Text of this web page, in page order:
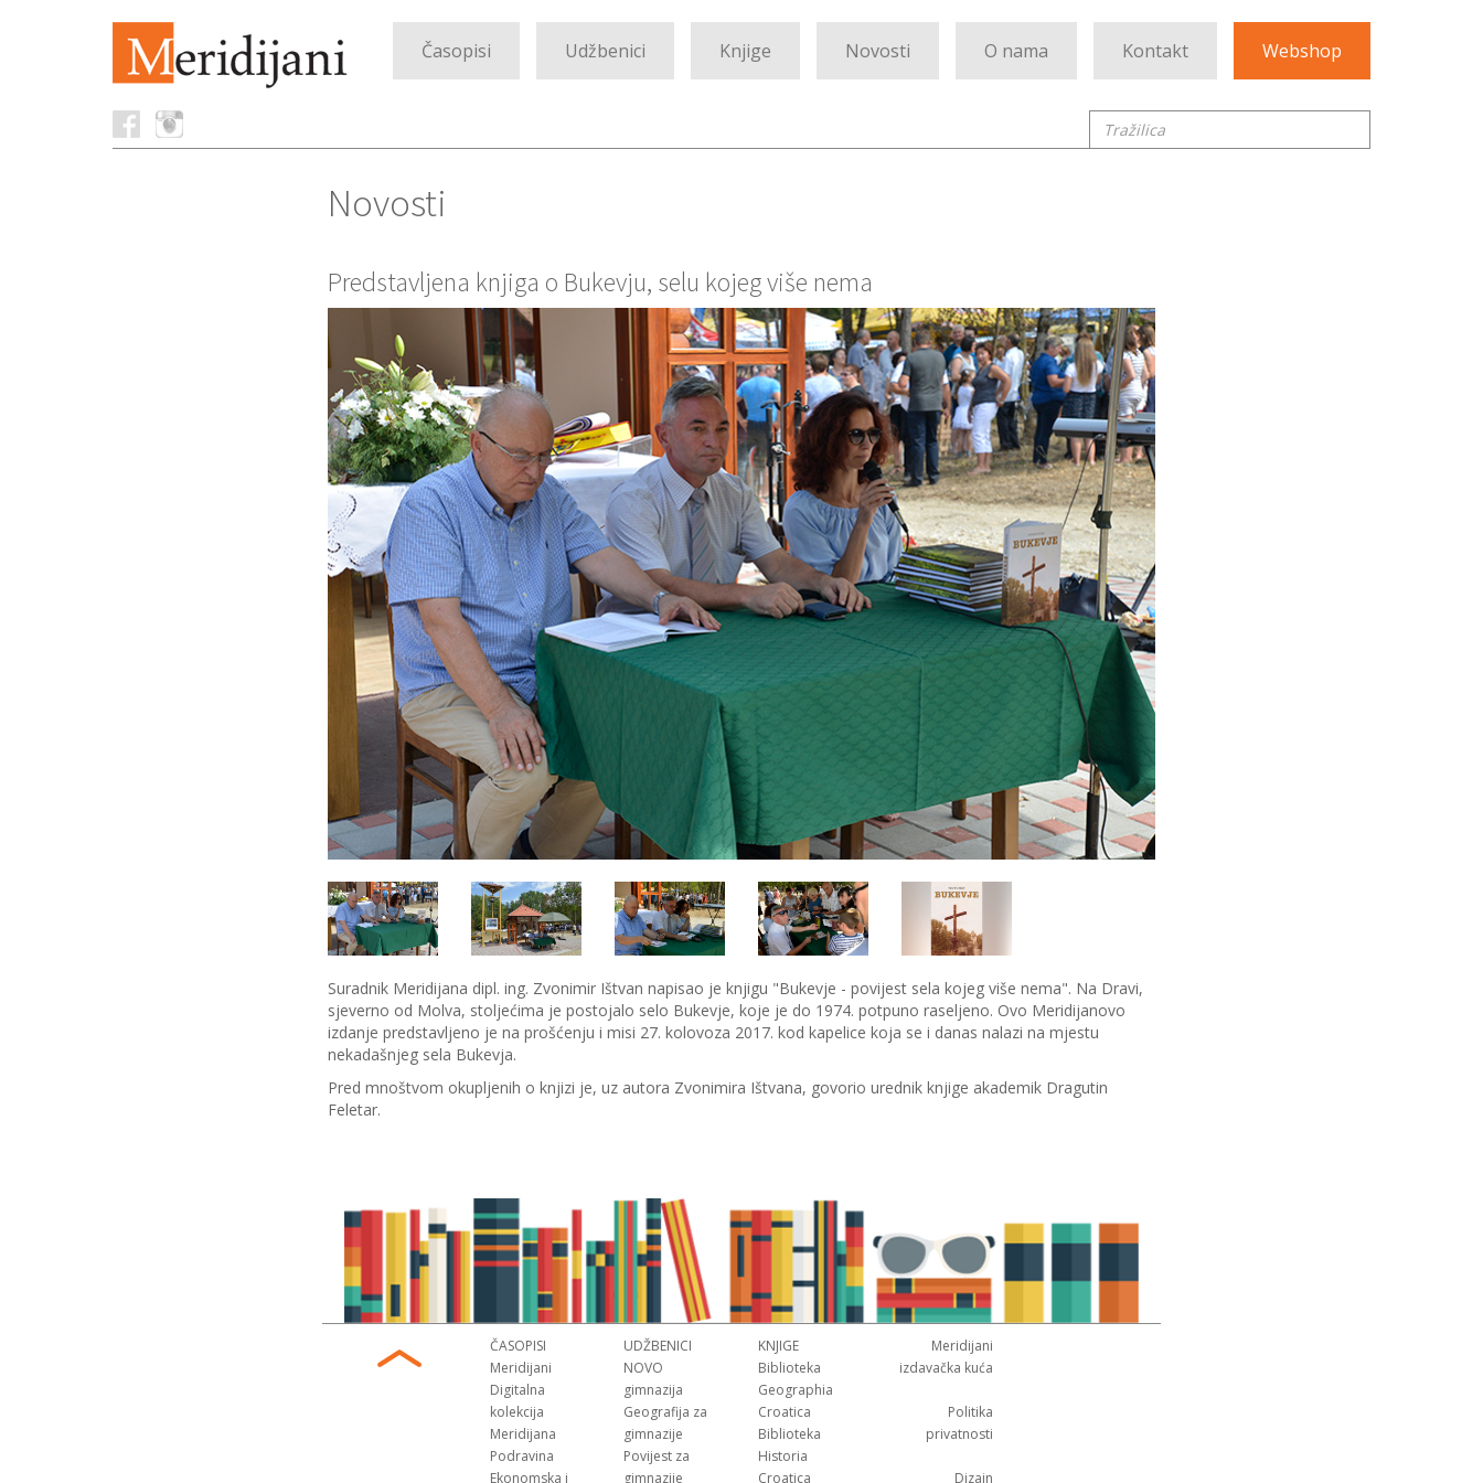
Časopisi Udžbenici Knjige Novosti O nama Kontakt Webshop
Tražilica
Novosti
Predstavljena knjiga o Bukevju, selu kojeg više nema
Suradnik Meridijana dipl. ing. Zvonimir Ištvan napisao je knjigu "Bukevje - povijest sela kojeg više nema". Na Dravi,
sjeverno od Molva, stoljećima je postojalo selo Bukevje, koje je do 1974. potpuno raseljeno. Ovo Meridijanovo
izdanje predstavljeno je na prošćenju i misi 27. kolovoza 2017. kod kapelice koja se i danas nalazi na mjestu
nekadašnjeg sela Bukevja.
Pred mnoštvom okupljenih o knjizi je, uz autora Zvonimira Ištvana, govorio urednik knjige akademik Dragutin
Feletar.
ČASOPISI
Meridijani
Digitalna
kolekcija
Meridijana
Podravina
Ekonomska i
UDŽBENICI
NOVO
gimnazija
Geografija za
gimnazije
Povijest za
gimnazije
KNJIGE
Biblioteka
Geographia
Croatica
Biblioteka
Historia
Croatica
Meridijani
izdavačka kuća
Politika
privatnosti
Dizajn